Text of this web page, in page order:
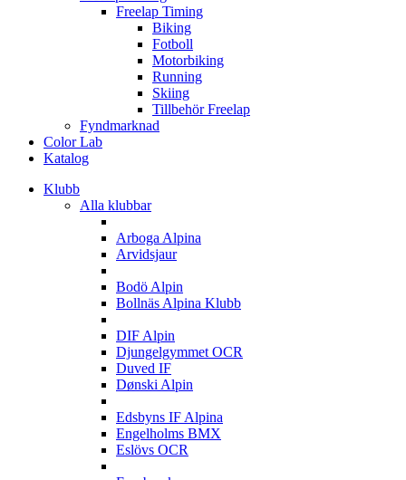
Freelap Timing
Biking
Fotboll
Motorbiking
Running
Skiing
Tillbehör Freelap
Fyndmarknad
Color Lab
Katalog
Klubb
Alla klubbar
Arboga Alpina
Arvidsjaur
Bodö Alpin
Bollnäs Alpina Klubb
DIF Alpin
Djungelgymmet OCR
Duved IF
Dønski Alpin
Edsbyns IF Alpina
Engelholms BMX
Eslövs OCR